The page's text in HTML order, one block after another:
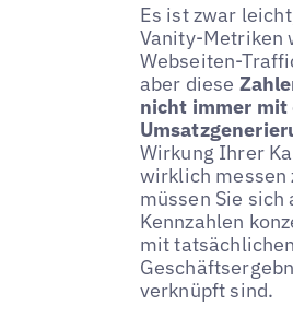
Es ist zwar
Vanity-Metriken
Webseiten-
aber diese
nicht immer mit
Wirkung Ihrer
wirklich messen
müssen Sie sich
Kennzahlen
mit tatsächlichen
verknüpft sind.